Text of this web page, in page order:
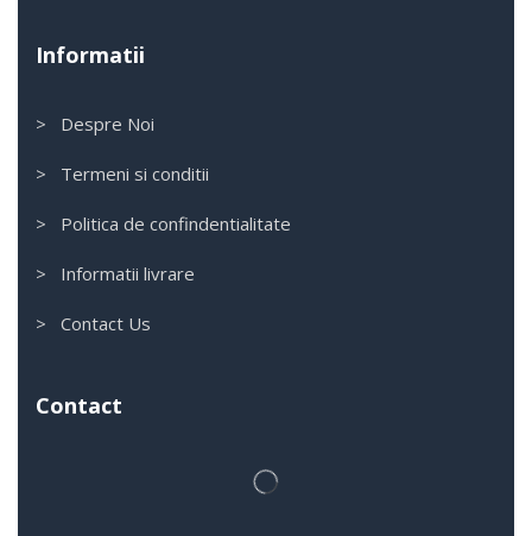
Informatii
> Despre Noi
> Termeni si conditii
> Politica de confindentialitate
> Informatii livrare
> Contact Us
Contact